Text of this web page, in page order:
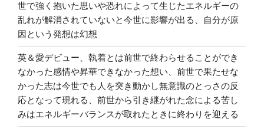
世で強く抱いた思いや恐れによって生じたエネルギーの
乱れが解消されていないと今世に影響が出る、自分が原
因という発想は幻想
英＆愛デビュー、執着とは前世で終わらせることができ
なかった感情や昇華できなかった想い、前世で果たせな
かった志は今世でも人を突き動かし無意識のとっさの反
応となって現れる、前世から引き継がれた念による苦し
みはエネルギーバランスが取れたときに終わりを迎える